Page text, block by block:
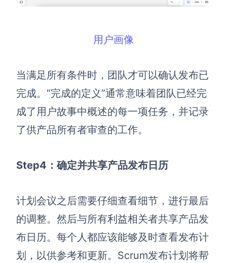
用户画像
当满足所有条件时，团队才可以确认发布已
完成。“完成的定义”通常意味着团队已经完
成了用户故事中概述的每一项任务，并记录
了供产品所有者审查的工作。
Step4：确定并共享产品发布日历
计划会议之后需要仔细查看细节，进行最后
的调整。然后与所有利益相关者共享产品发
布日历。每个人都应该能够及时查看发布计
划，以供参考和更新。Scrum发布计划将帮